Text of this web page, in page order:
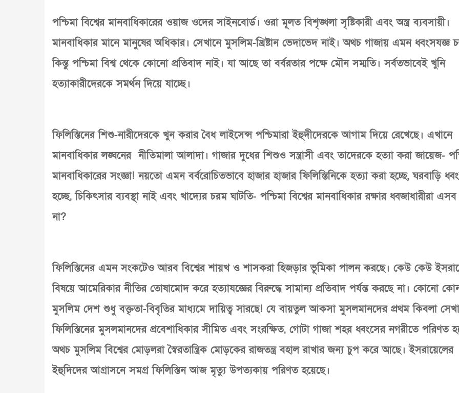
পশ্চিমা বিশ্বের মানবাধিকারের ওয়াজ ওদের সাইনবোর্ড। ওরা মূলত বিশৃঙ্খলা সৃষ্টিকারী এবং অস্ত্র ব্যবসায়ী।
মানবাধিকার মানে মানুষের অধিকার। সেখানে মুসলিম-খ্রিষ্টান ভেদাভেদ নাই। অথচ গাজায় এমন ধ্বংসযজ্ঞ
কিন্তু পশ্চিমা বিশ্ব থেকে কোনো প্রতিবাদ নাই। যা আছে তা বর্বরতার পক্ষে মৌন সম্মতি। সর্বতভাবেই খুনি
হত্যাকারীদেরকে সমর্থন দিয়ে যাচ্ছে।
ফিলিস্তিনের শিশু-নারীদেরকে খুন করার বৈধ লাইসেন্স পশ্চিমারা ইহুদীদেরকে আগাম দিয়ে রেখেছে। এখানে
মানবাধিকার লঙ্ঘনের নীতিমালা আলাদা। গাজার দুধের শিশুও সন্ত্রাসী এবং তাদেরকে হত্যা করা জায়েজ-
মানবাধিকারের সংজ্ঞা! নয়তো এমন বর্বরোচিতভাবে হাজার হাজার ফিলিস্তিনিকে হত্যা করা হচ্ছে, ঘরবাড়ি
হচ্ছে, চিকিৎসার ব্যবস্থা নাই এবং খাদ্যের চরম ঘাটতি- পশ্চিমা বিশ্বের মানবাধিকার রক্ষার ধ্বজাধারীরা
না?
ফিলিস্তিনের এমন সংকটেও আরব বিশ্বের শায়খ ও শাসকরা হিজড়ার ভূমিকা পালন করছে। কেউ কেউ
বিষয়ে আমেরিকার নীতির তোষামোদ করে হত্যাযজ্ঞের বিরুদ্ধে সামান্য প্রতিবাদ পর্যন্ত করছে না। কোনো
মুসলিম দেশ শুধু বক্তৃতা-বিবৃতির মাধ্যমে দায়িত্ব সারছে! যে বায়তুল আকসা মুসলমানদের প্রথম কিবলা
ফিলিস্তিনের মুসলমানদের প্রবেশাধিকার সীমিত এবং সংরক্ষিত, গোটা গাজা শহর ধ্বংসের নগরীতে পরিণত
অথচ মুসলিম বিশ্বের মোড়লরা স্বৈরতান্ত্রিক মোড়কের রাজতন্ত্র বহাল রাখার জন্য চুপ করে আছে। ইসরায়েলের
ইহুদিদের আগ্রাসনে সমগ্র ফিলিস্তিন আজ মৃত্যু উপত্যকায় পরিণত হয়েছে।